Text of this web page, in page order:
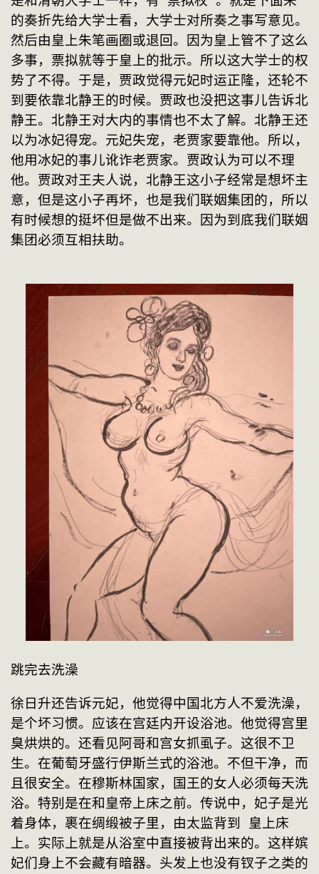
的奏折先给大学士看，大学士对所奏之事写意见。
然后由皇上朱笔画圈或退回。因为皇上管不了这么
多事，票拟就等于皇上的批示。所以这大学士的权
势了不得。于是，贾政觉得元妃时运正隆，还轮不
到要依靠北静王的时候。贾政也没把这事儿告诉北
静王。北静王对大内的事情也不太了解。北静王还
以为冰妃得宠。元妃失宠，老贾家要靠他。所以，
他用冰妃的事儿讹诈老贾家。贾政认为可以不理
他。贾政对王夫人说，北静王这小子经常是想坏主
意，但是这小子再坏，也是我们联姻集团的，所以
有时候想的挺坏但是做不出来。因为到底我们联姻
集团必须互相扶助。
跳完去洗澡
徐日升还告诉元妃，他觉得中国北方人不爱洗澡，
是个坏习惯。应该在宫廷内开设浴池。他觉得宫里
臭烘烘的。还看见阿哥和宫女抓虱子。这很不卫
生。在葡萄牙盛行伊斯兰式的浴池。不但干净，而
且很安全。在穆斯林国家，国王的女人必须每天洗
浴。特别是在和皇帝上床之前。传说中，妃子是光
着身体，裹在绸缎被子里，由太监背到 皇上床
上。实际上就是从浴室中直接被背出来的。这样嫔
妃们身上不会藏有暗器。头发上也没有钗子之类的